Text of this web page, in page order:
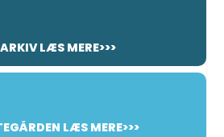
LÆS MERE>>>
LÆS MERE>>>